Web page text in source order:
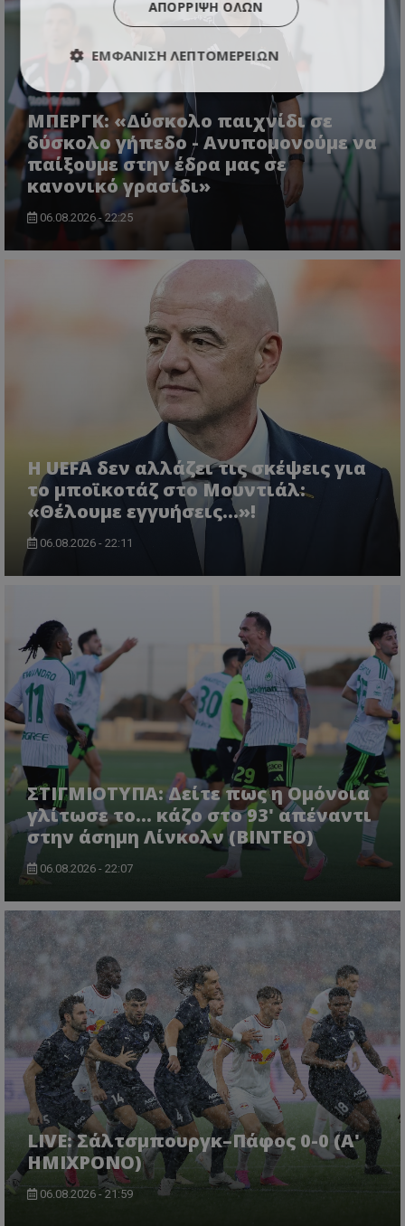
ΜΠΕΡΓΚ: «Δύσκολο παιχνίδι σε
δύσκολο γήπεδο - Ανυπομονούμε να
παίξουμε στην έδρα μας σε
κανονικό γρασίδι»
06.08.2026 - 22:25
Η UEFA δεν αλλάζει τις σκέψεις για
το μποϊκοτάζ στο Μουντιάλ:
«Θέλουμε εγγυήσεις...»!
06.08.2026 - 22:11
ΣΤΙΓΜΙΟΤΥΠΑ: Δείτε πως η Ομόνοια
γλίτωσε το... κάζο στο 93' απέναντι
στην άσημη Λίνκολν (ΒΙΝΤΕΟ)
06.08.2026 - 22:07
LIVE: Σάλτσμπουργκ–Πάφος 0-0 (Α'
ΗΜΙΧΡΟΝΟ)
06.08.2026 - 21:59
ΑΠΌΡΡΙΨΗ ΌΛΩΝ
ΕΜΦΆΝΙΣΗ ΛΕΠΤΟΜΕΡΕΙΏΝ